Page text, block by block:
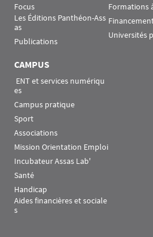
Focus
Les Éditions Panthéon-Ass
as
Publications
Formations
Universités
CAMPUS
es
Campus pratique
Sport
Associations
Mission Orientation Emploi
Incubateur Assas Lab'
Santé
Handicap
Aides financières et sociale
s